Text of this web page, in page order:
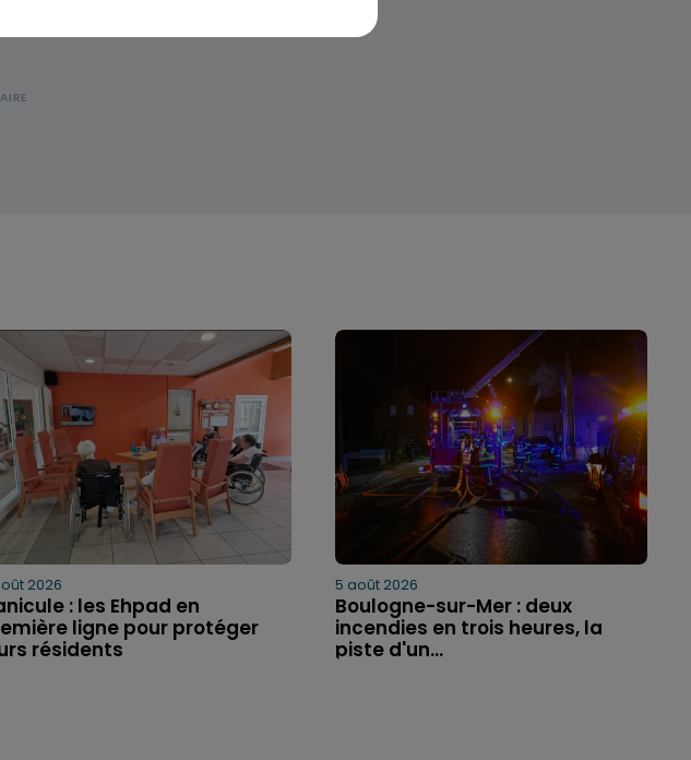
2026
: les Ehpad en
ligne pour protéger
résidents
5 août 2026
Boulogne-sur-Mer : deux
incendies en trois heures, la
piste d'un...